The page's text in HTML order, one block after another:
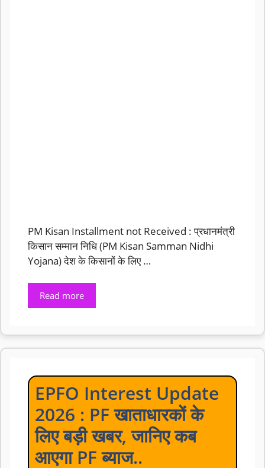
PM Kisan Installment not Received : प्रधानमंत्री
किसान सम्मान निधि (PM Kisan Samman Nidhi
Yojana) देश के किसानों के लिए …
Read more
EPFO Interest Update
2026 : PF खाताधारकों के
लिए बड़ी खबर, जानिए कब
आएगा PF ब्याज..